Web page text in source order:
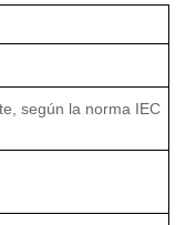
según la norma IEC